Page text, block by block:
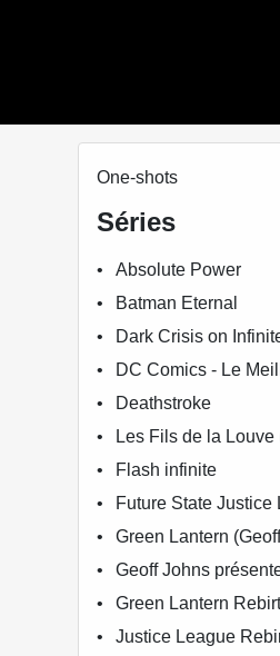
One-shots
Séries
Absolute Power
Batman Eternal
Dark Crisis on
DC Comics - Le
Deathstroke
Les Fils de la Louve
Flash infinite
Future State Justice
Green Lantern
Geoff Johns
Green Lantern
Justice League